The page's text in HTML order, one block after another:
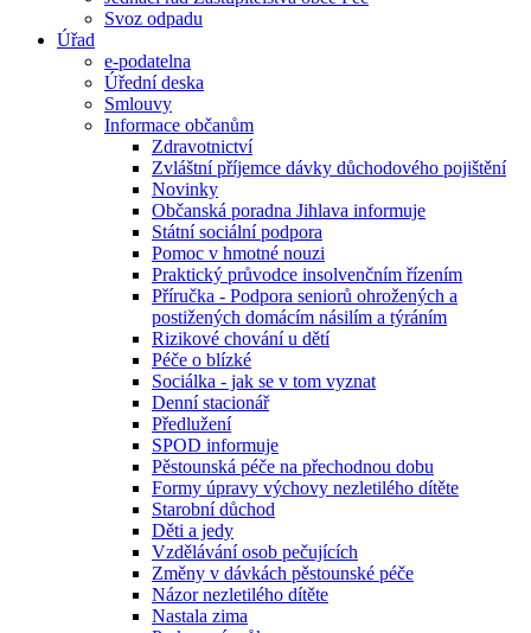
Svoz odpadu
Úřad
e-podatelna
Úřední deska
Smlouvy
Informace občanům
Zdravotnictví
Zvláštní příjemce dávky důchodového pojištění
Novinky
Občanská poradna Jihlava informuje
Státní sociální podpora
Pomoc v hmotné nouzi
Praktický průvodce insolvenčním řízením
Příručka - Podpora seniorů ohrožených a
postižených domácím násilím a týráním
Rizikové chování u dětí
Péče o blízké
Sociálka - jak se v tom vyznat
Denní stacionář
Předlužení
SPOD informuje
Pěstounská péče na přechodnou dobu
Formy úpravy výchovy nezletilého dítěte
Starobní důchod
Děti a jedy
Vzdělávání osob pečujících
Změny v dávkách pěstounské péče
Názor nezletilého dítěte
Nastala zima